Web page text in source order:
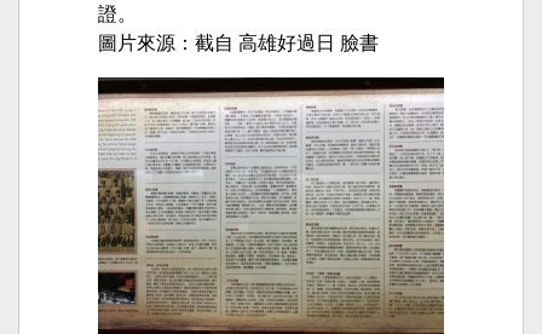
證。
圖片來源：截自 高雄好過日 臉書